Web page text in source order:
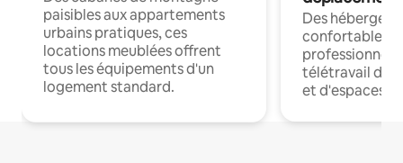
paisibles aux appartements
urbains pratiques, ces
locations meublées offrent
tous les équipements d'un
logement standard.
Des
confortables
professionnels
télétravail
et d'espaces